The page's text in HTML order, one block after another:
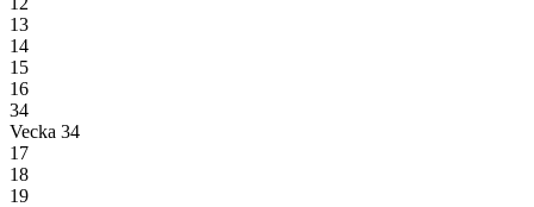
13
14
15
16
34
Vecka 34
17
18
19